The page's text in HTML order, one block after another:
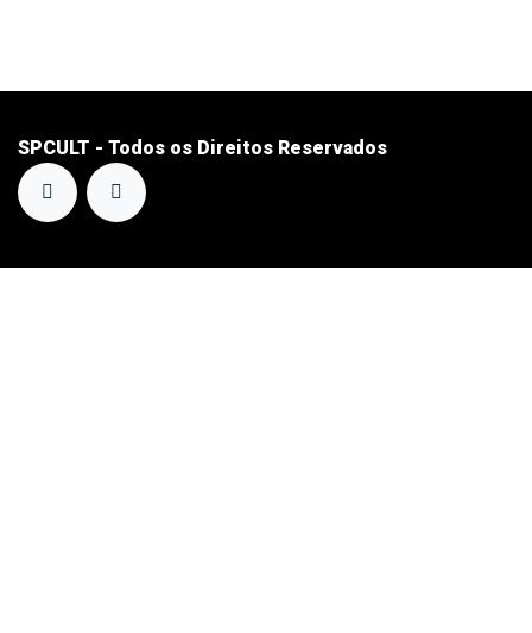
SPCULT - Todos os Direitos Reservados